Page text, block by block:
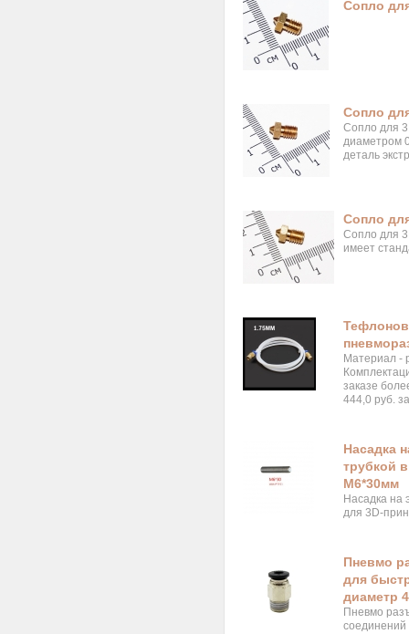
Сопло
Сопло
Сопло для
диаметром
деталь
Сопло
Сопло для
имеет
Материал -
заказе
444,0 руб.
Насадка
трубкой
М6*30мм
Насадка на
для 3D-
Пневмо
для
диаметр
Пневмо